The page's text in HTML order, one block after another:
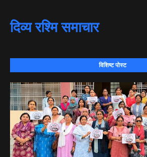
दिव्य रश्मि समाचार
विशिष्ट पोस्ट